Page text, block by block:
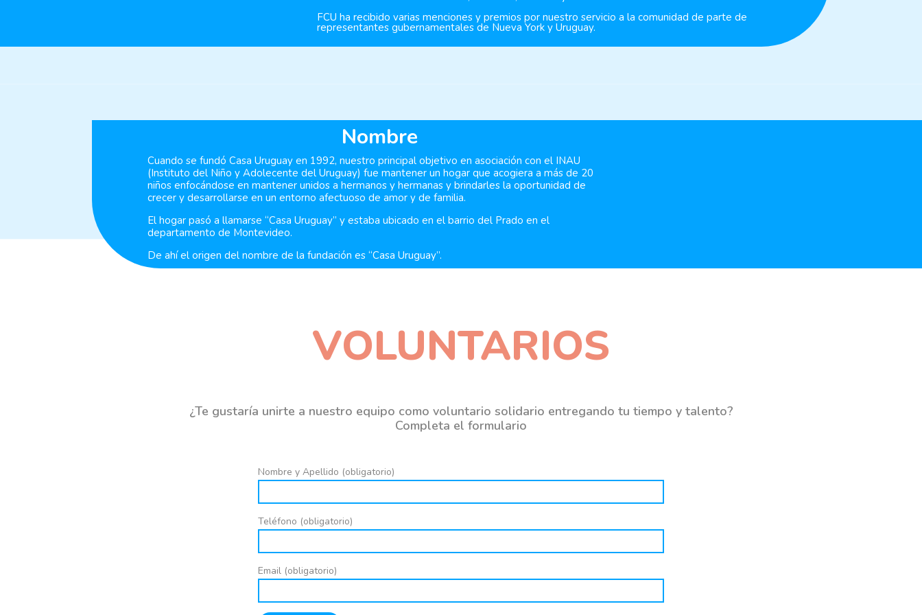
FCU ha recibido varias menciones y premios por nuestro servicio a la comunidad de parte de
representantes gubernamentales de Nueva York y Uruguay.
Nombre
Cuando se fundó Casa Uruguay en 1992, nuestro principal objetivo en asociación con el INAU
(Instituto del Niño y Adolecente del Uruguay) fue mantener un hogar que acogiera a más de 20
niños enfocándose en mantener unidos a hermanos y hermanas y brindarles la oportunidad de
crecer y desarrollarse en un entorno afectuoso de amor y de familia.
El hogar pasó a llamarse “Casa Uruguay” y estaba ubicado en el barrio del Prado en el
departamento de Montevideo.
De ahí el origen del nombre de la fundación es “Casa Uruguay”.
VOLUNTARIOS
¿Te gustaría unirte a nuestro equipo como voluntario solidario entregando tu tiempo y talento?
Completa el formulario
Nombre y Apellido (obligatorio)
Teléfono (obligatorio)
Email (obligatorio)